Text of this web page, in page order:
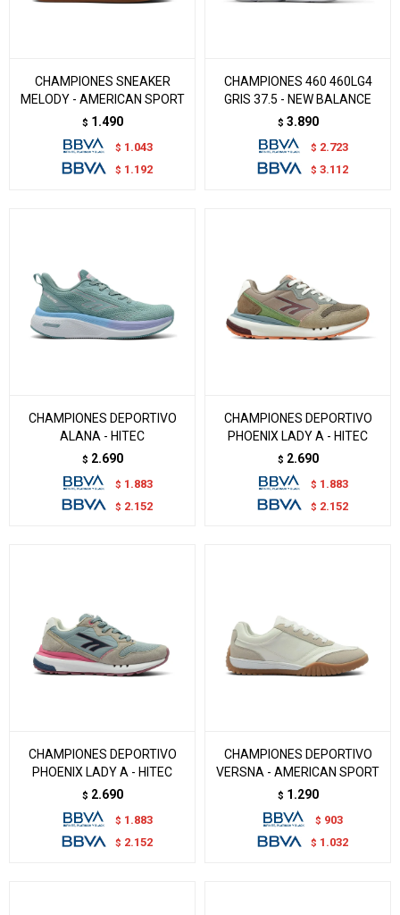
CHAMPIONES SNEAKER
MELODY - AMERICAN SPORT
$ 1.490
$ 1.043
$ 1.192
CHAMPIONES 460 460LG4
GRIS 37.5 - NEW BALANCE
$ 3.890
$ 2.723
$ 3.112
CHAMPIONES DEPORTIVO
ALANA - HITEC
$ 2.690
$ 1.883
$ 2.152
CHAMPIONES DEPORTIVO
PHOENIX LADY A - HITEC
$ 2.690
$ 1.883
$ 2.152
CHAMPIONES DEPORTIVO
PHOENIX LADY A - HITEC
$ 2.690
$ 1.883
$ 2.152
CHAMPIONES DEPORTIVO
VERSNA - AMERICAN SPORT
$ 1.290
$ 903
$ 1.032